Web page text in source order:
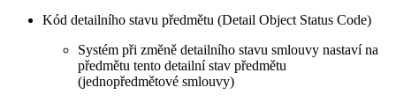
Kód detailního stavu předmětu (Detail Object Status Code)
Systém při změně detailního stavu smlouvy nastaví na
předmětu tento detailní stav předmětu
(jednopředmětové smlouvy)